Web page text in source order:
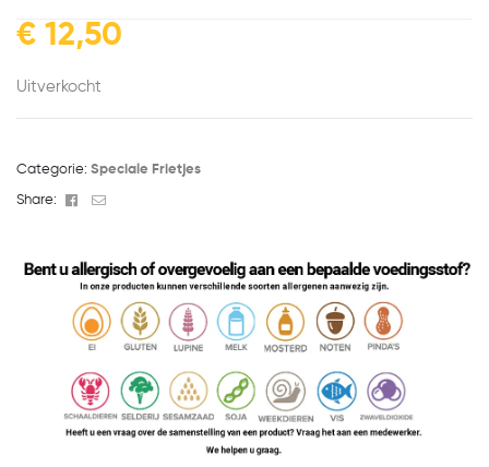
€ 12,50
Uitverkocht
Categorie: Speciale Frietjes
Share: Facebook
Email